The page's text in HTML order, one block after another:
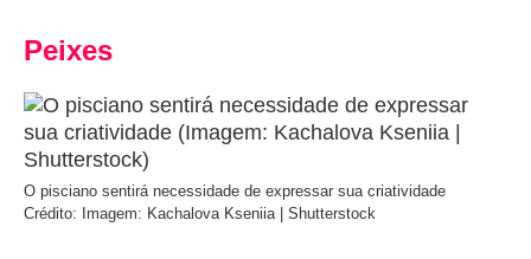
Peixes
O pisciano sentirá necessidade de expressar sua criatividade
Crédito: Imagem: Kachalova Kseniia | Shutterstock